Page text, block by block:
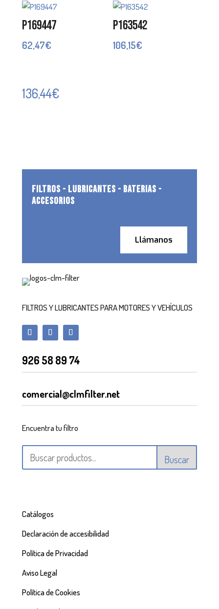
P169447
62,47€
P163542
106,15€
136,44€
FILTROS - LUBRICANTES - BATERIAS -
ACCESORIOS
Llámanos
FILTROS Y LUBRICANTES PARA MOTORES Y VEHÍCULOS
926 58 89 74
comercial@clmfilter.net
Encuentra tu filtro
Buscar
Catálogos
Declaración de accesibilidad
Política de Privacidad
Aviso Legal
Política de Cookies